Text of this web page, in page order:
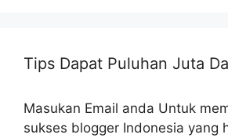
Tips Dapat Puluhan Juta
Masukan Email anda Untuk
sukses blogger Indonesia yang